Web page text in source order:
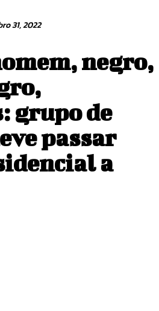
31, 2022
negro,
grupo de
passar
a